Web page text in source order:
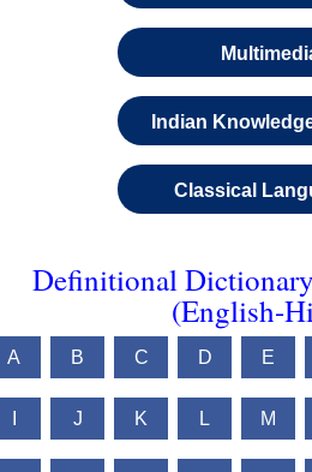
Indian
Classical
Definitional
(English-
A B C D E
J K L M